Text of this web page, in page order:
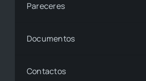
Pareceres
Documentos
Contactos